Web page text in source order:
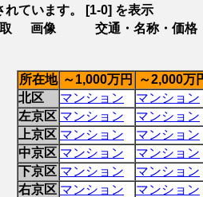
れています。 [1-0] を表示
画像 交通・名称・価格
所在地 ～1,000万円
～2,000万
北区
マンション
マンション
左京区 マンション
マンション
上京区 マンション
マンション
中京区 マンション
マンション
下京区 マンション
マンション
右京区 マンション
マンション